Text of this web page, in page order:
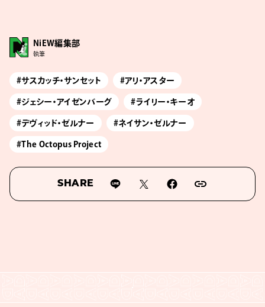
NiEW編集部
執筆
#サスカッチ・サンセット #アリ・アスター
#ジェシー・アイゼンバーグ #ライリー・キーオ
#デヴィッド・ゼルナー #ネイサン・ゼルナー
#The Octopus Project
SHARE